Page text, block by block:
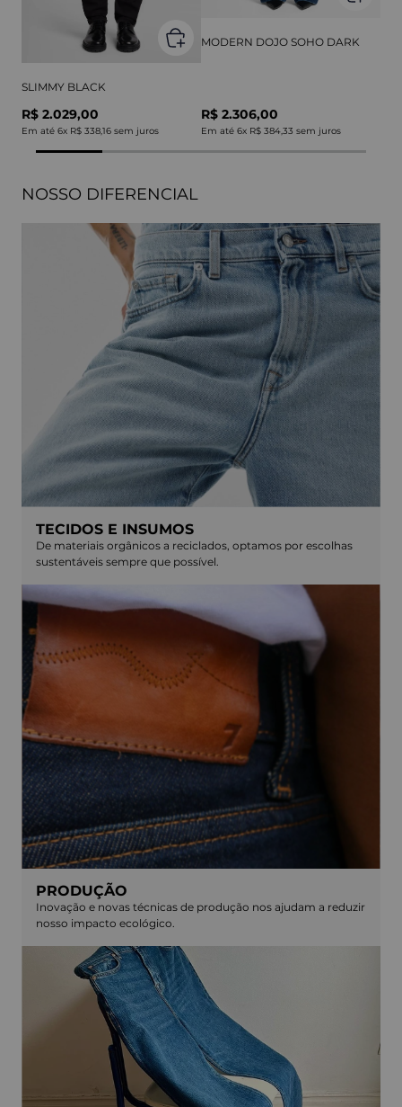
SLIMMY BLACK
R$ 2.029,00
Em até 6x R$ 338,16 sem juros
MODERN DOJO SOHO DARK
R$ 2.306,00
Em até 6x R$ 384,33 sem juros
NOSSO DIFERENCIAL
TECIDOS E INSUMOS
De materiais orgânicos a reciclados, optamos por escolhas
sustentáveis sempre que possível.
PRODUÇÃO
Inovação e novas técnicas de produção nos ajudam a reduzir
nosso impacto ecológico.